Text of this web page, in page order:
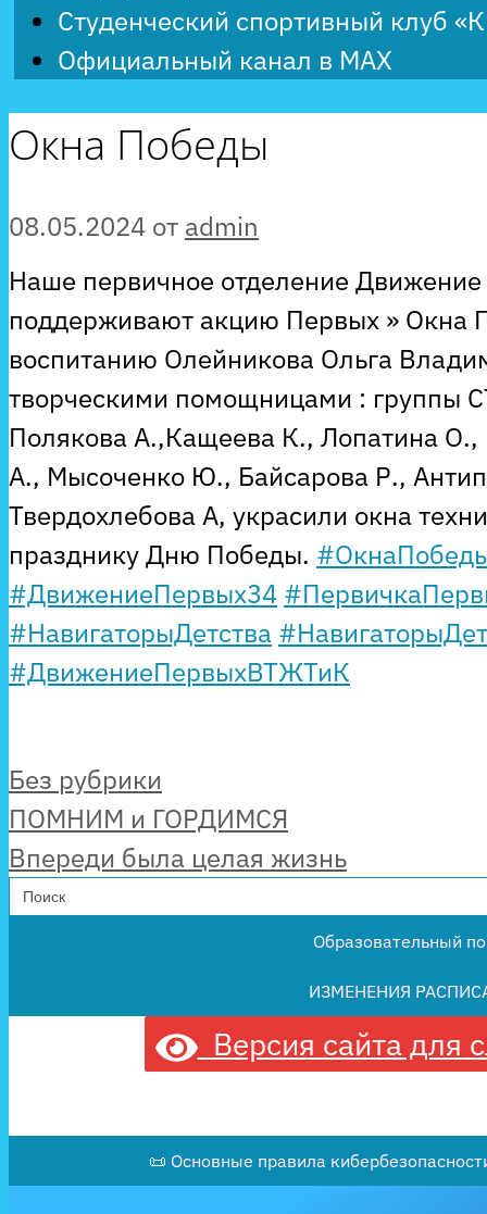
Студенческий спортивный клуб
Официальный канал в MAX
Окна Победы
08.05.2024 от admin
Наше первичное отделение
поддерживают акцию Первых » Окна
воспитанию Олейникова Ольга
творческими помощницами : группы
Полякова А.,Кащеева К., Лопатина
А., Мысоченко Ю., Байсарова Р.,
Твердохлебова А, украсили окна
празднику Дню Победы.
#ДвижениеПервых34
#НавигаторыДетства
#ДвижениеПервыхВТЖТиК
Рубрики
Без рубрики
ПОМНИМ и ГОРДИМСЯ
Впереди была целая жизнь
Search
for:
Образовательный
ИЗМЕНЕНИЯ
Версия сайта для
📜 Основные правила